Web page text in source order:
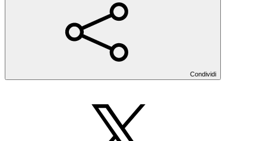
Condividi